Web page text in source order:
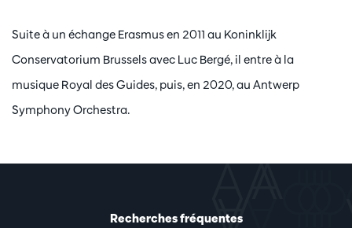
Suite à un échange Erasmus en 2011 au Koninklijk
Conservatorium Brussels avec Luc Bergé, il entre à la
musique Royal des Guides, puis, en 2020, au Antwerp
Symphony Orchestra.
Recherches fréquentes